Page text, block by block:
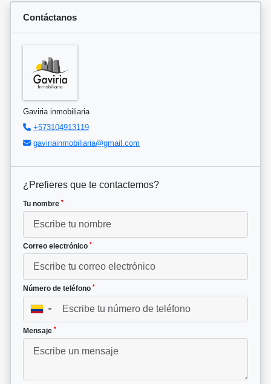
Contáctanos
Gaviria inmobiliaria
+573104913119
gaviriainmobiliaria@gmail.com
¿Prefieres que te contactemos?
Tu nombre *
Correo electrónico *
Número de teléfono *
▼
Mensaje *